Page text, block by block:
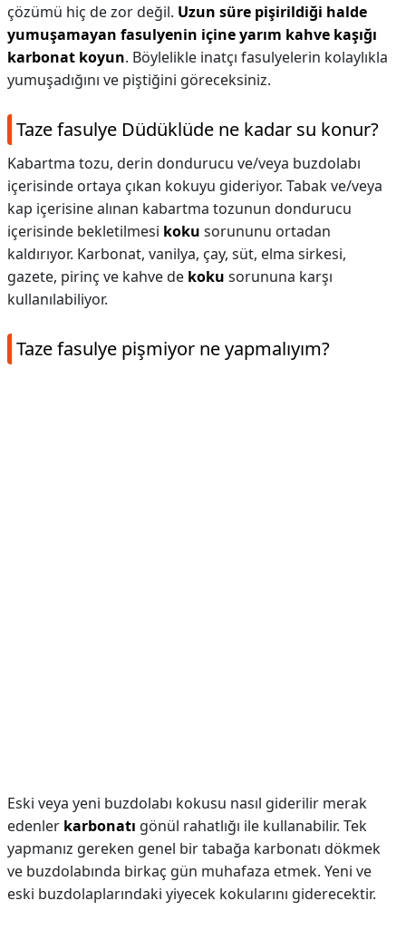
çözümü hiç de zor değil. Uzun süre pişirildiği halde
yumuşamayan fasulyenin içine yarım kahve kaşığı
karbonat koyun. Böylelikle inatçı fasulyelerin kolaylıkla
yumuşadığını ve piştiğini göreceksiniz.
Taze fasulye Düdüklüde ne kadar su konur?
Kabartma tozu, derin dondurucu ve/veya buzdolabı
içerisinde ortaya çıkan kokuyu gideriyor. Tabak ve/veya
kap içerisine alınan kabartma tozunun dondurucu
içerisinde bekletilmesi koku sorununu ortadan
kaldırıyor. Karbonat, vanilya, çay, süt, elma sirkesi,
gazete, pirinç ve kahve de koku sorununa karşı
kullanılabiliyor.
Taze fasulye pişmiyor ne yapmalıyım?
Eski veya yeni buzdolabı kokusu nasıl giderilir merak
edenler karbonatı gönül rahatlığı ile kullanabilir. Tek
yapmanız gereken genel bir tabağa karbonatı dökmek
ve buzdolabında birkaç gün muhafaza etmek. Yeni ve
eski buzdolaplarındaki yiyecek kokularını giderecektir.